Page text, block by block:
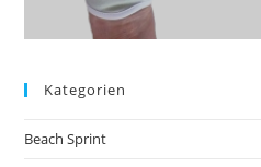
Kategorien
Beach Sprint